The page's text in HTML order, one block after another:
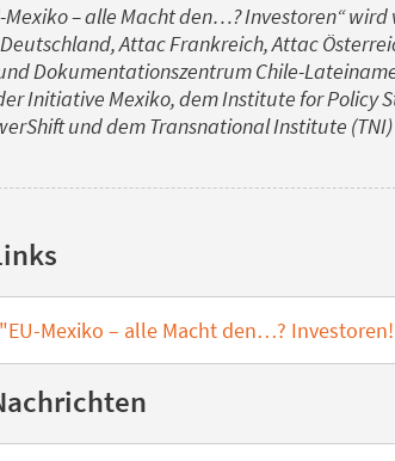
Mexiko – alle Macht den…? Investoren“
Attac Frankreich, Attac
Dokumentationszentrum Chile-
Initiative Mexiko, dem Institute for Policy
und dem Transnational Institute
Mexiko – alle Macht den…?